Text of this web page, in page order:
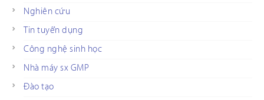
Nghiên cứu
Tin tuyển dụng
Công nghệ sinh học
Nhà máy sx GMP
Đào tạo